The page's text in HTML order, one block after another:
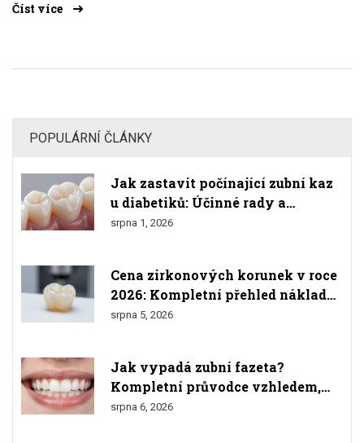
Číst více
POPULÁRNÍ ČLÁNKY
Jak zastavit počínající zubní kaz
u diabetiků: Účinné rady a
prevence
srpna 1, 2026
Cena zirkonových korunek v roce
2026: Kompletní přehled nákladů
a srovnání
srpna 5, 2026
Jak vypadá zubní fazeta?
Kompletní průvodce vzhledem,
materiály a výsledkem
srpna 6, 2026